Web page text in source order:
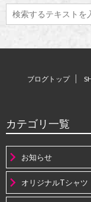
ブログトップ
カテゴリ一覧
お知らせ
オリジナルTシャツ